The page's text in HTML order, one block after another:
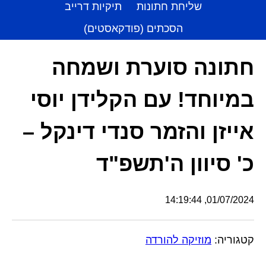
שליחת חתונות
תיקיות דרייב
הסכתים (פודקאסטים)
חתונה סוערת ושמחה
במיוחד! עם הקלידן יוסי
אייזן והזמר סנדי דינקל –
כ' סיוון ה'תשפ"ד
01/07/2024, 14:19:44
קטגוריה: מוזיקה להורדה